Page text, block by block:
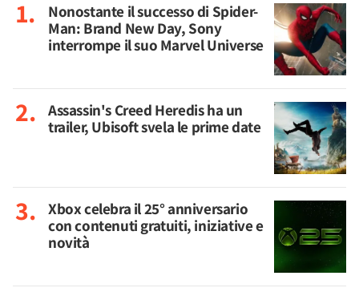
Nonostante il successo di Spider-
Man: Brand New Day, Sony
interrompe il suo Marvel Universe
Assassin's Creed Heredis ha un
trailer, Ubisoft svela le prime date
Xbox celebra il 25° anniversario
con contenuti gratuiti, iniziative e
novità